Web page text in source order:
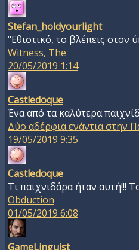
Stefan_holdyourlight
"Εθιστικό, το βλέπεις στον
Witness, The
20/05/2019 1:14
Castledoque
Ένα από τα καλύτερα
Δύο αδέρφια ενάντια στην
19/05/2019 9:35
Castledoque
Τι παιχνιδάρα ήταν αυτή!!!
Obduction
01/05/2019 6:08
GameLinguist